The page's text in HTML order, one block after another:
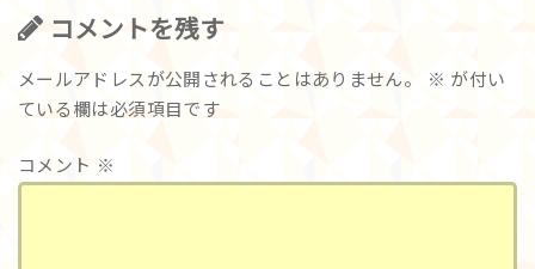
コメントを残す
メールアドレスが公開されることはありません。 ※ が付い
ている欄は必須項目です
コメント ※